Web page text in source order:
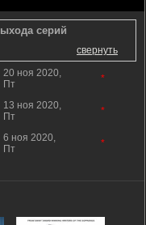
серий
свернуть
20 ноя 2020,
Пт
*
13 ноя 2020,
Пт
*
6 ноя 2020,
Пт
*